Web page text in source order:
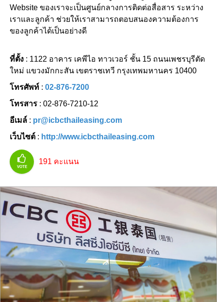
Website ของเราจะเป็นศูนย์กลางการติดต่อสื่อสาร ระหว่าง
เราและลูกค้า ช่วยให้เราสามารถตอบสนองความต้องการ
ของลูกค้าได้เป็นอย่างดี
ที่ตั้ง : 1122 อาคาร เคพีไอ ทาวเวอร์ ชั้น 15 ถนนเพชรบุรีตัด
ใหม่ แขวงมักกะสัน เขตราชเทวี กรุงเทพมหานคร 10400
โทรศัพท์ : 02-876-7200
โทรสาร : 02-876-7210-12
อีเมล์ : pr@icbcthaileasing.com
เว็บไซต์ : http://www.icbcthaileasing.com
VOTE
191 คะแนน